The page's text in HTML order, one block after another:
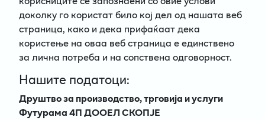
доколку го користат било кој дел од нашата веб
страница, како и дека прифаќаат дека
користење на оваа веб страница е единствено
за лична потреба и на сопствена одговорност.
Нашите податоци:
Друштво за производство, трговија и услуги
Футурама 4П ДООЕЛ СКОПЈЕ